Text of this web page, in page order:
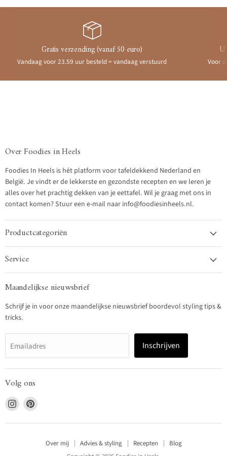
Gratis verzending (vanaf 50 euro)
Vandaag voor 23.59 uur besteld = vandaag verstuurd Voor
Over Foodies in Heels
Foodies In Heels is hét platform voor tafeldekkend Nederland en
België. Je vindt er de lekkerste en gezondste recepten en we leren je
alles over het prachtig dekken van je eettafel. Wil je graag met ons in
contact komen? Stuur een e-mail naar info@foodiesinheels.nl.
Productcategoriën
Service
Maandelijkse nieuwsbrief
Schrijf je in voor onze maandelijkse nieuwsbrief boordevol styling tips &
tricks.
Emailadres Inschrijven
Volg ons
Vind
ons
op
Vind
op
Over mij Advies & styling Recepten
Blog